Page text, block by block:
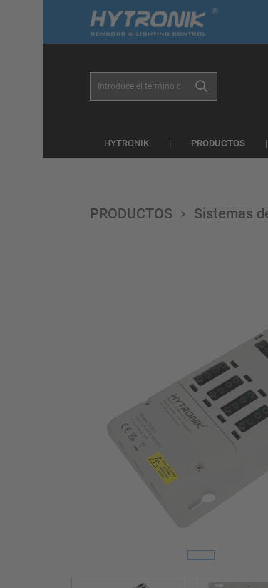
general.skipToNavigation
HYTRONIK
PRODUCTOS Sistemas